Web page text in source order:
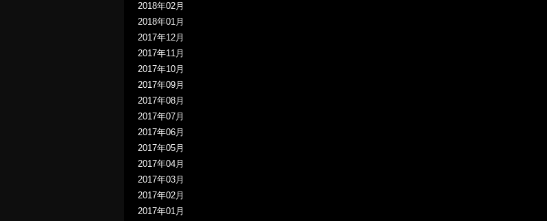
2018年02月
2018年01月
2017年12月
2017年11月
2017年10月
2017年09月
2017年08月
2017年07月
2017年06月
2017年05月
2017年04月
2017年03月
2017年02月
2017年01月